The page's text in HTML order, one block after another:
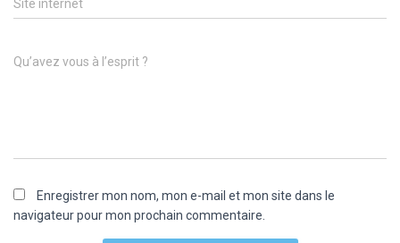
Site internet
Qu’avez vous à l’esprit ?
Enregistrer mon nom, mon e-mail et mon site dans le
navigateur pour mon prochain commentaire.